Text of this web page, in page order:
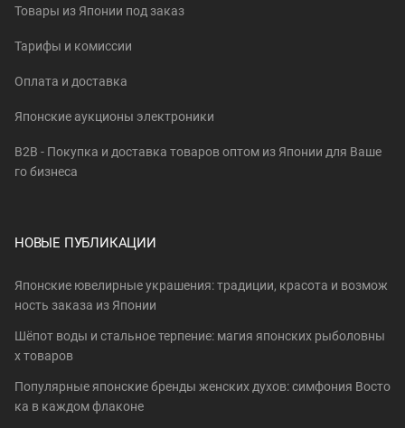
Товары из Японии под заказ
Тарифы и комиссии
Оплата и доставка
Японские аукционы электроники
B2B - Покупка и доставка товаров оптом из Японии для Ваше
го бизнеса
НОВЫЕ ПУБЛИКАЦИИ
Японские ювелирные украшения: традиции, красота и возмож
ность заказа из Японии
Шёпот воды и стальное терпение: магия японских рыболовны
х товаров
Популярные японские бренды женских духов: симфония Восто
ка в каждом флаконе